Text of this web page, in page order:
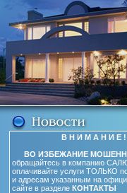
В Н И М А Н И Е !
ВО ИЗБЕЖАНИЕ
обращайтесь в компанию
оплачивайте услуги ТОЛЬКО
и адресам указанным на
сайте в разделе КОНТАКТЫ